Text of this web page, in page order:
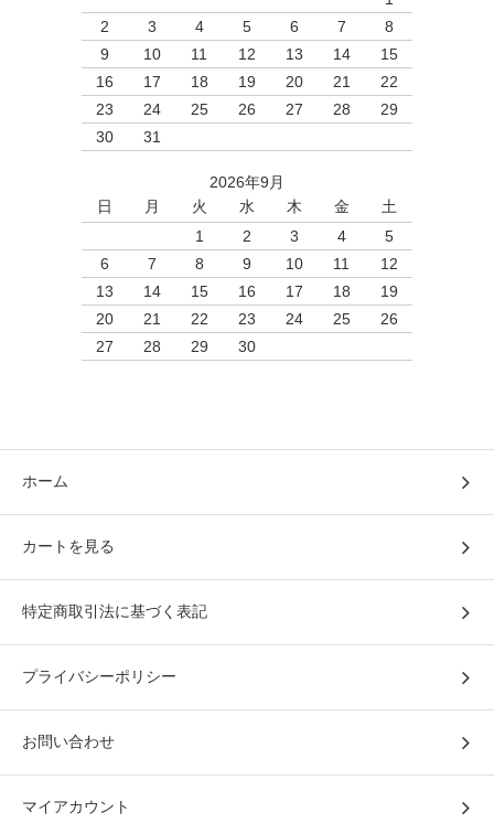
2
3 4 5 6 7
8
9
10 11 12 13 14
15
16
17 18 19 20 21
22
23
24 25 26 27 28
29
30
31
2026年9月
日
月 火 水 木 金
土
1
2 3 4
5
6
7 8 9 10 11
12
13
14 15 16 17 18
19
20
21 22 23 24 25
26
27
28 29 30
ホーム
カートを見る
特定商取引法に基づく表記
プライバシーポリシー
お問い合わせ
マイアカウント